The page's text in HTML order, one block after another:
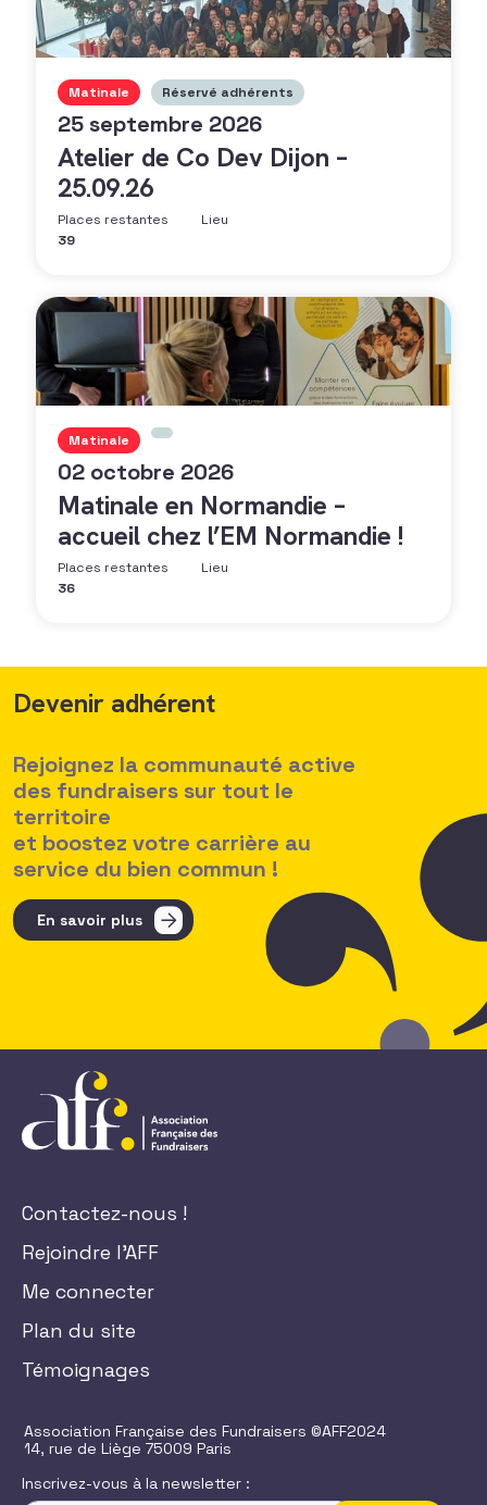
Matinale Réservé adhérents
25 septembre 2026
Atelier de Co Dev Dijon –
25.09.26
Places restantes
39
Lieu
Matinale
02 octobre 2026
Matinale en Normandie –
accueil chez l’EM Normandie !
Places restantes
36
Lieu
Devenir adhérent
Rejoignez la communauté active
des fundraisers sur tout le
territoire
et boostez votre carrière au
service du bien commun !
En savoir plus
Contactez-nous !
Rejoindre l'AFF
Me connecter
Plan du site
Témoignages
Association Française des Fundraisers ©AFF2024
14, rue de Liège 75009 Paris
Inscrivez-vous à la newsletter :